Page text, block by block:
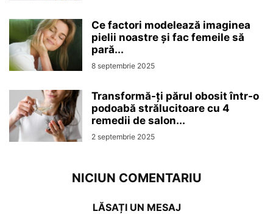
Ce factori modelează imaginea
pielii noastre și fac femeile să
pară...
8 septembrie 2025
Transformă-ți părul obosit într-o
podoabă strălucitoare cu 4
remedii de salon...
2 septembrie 2025
NICIUN COMENTARIU
LĂSAȚI UN MESAJ